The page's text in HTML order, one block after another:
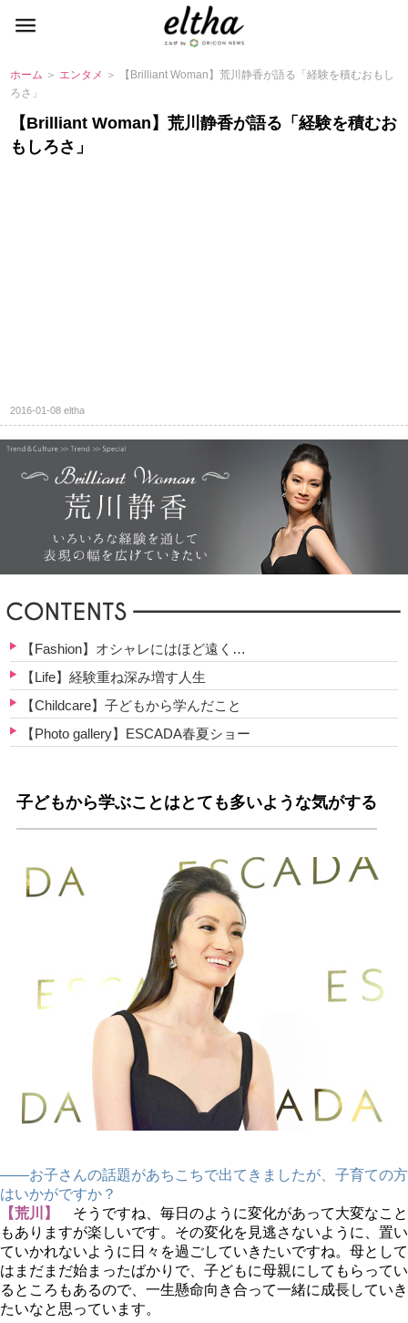
ホーム ＞ エンタメ ＞ 【Brilliant Woman】荒川静香が語る「経験を積むおもし
ろさ」
【Brilliant Woman】荒川静香が語る「経験を積むお
もしろさ」
2016-01-08eltha
【Fashion】オシャレにはほど遠く…
【Life】経験重ね深み増す人生
【Childcare】子どもから学んだこと
【Photo gallery】ESCADA春夏ショー
子どもから学ぶことはとても多いような気がする
――お子さんの話題があちこちで出てきましたが、子育ての方
はいかがですか？
【荒川】
そうですね、毎日のように変化があって大変なこと
もありますが楽しいです。その変化を見逃さないように、置い
ていかれないように日々を過ごしていきたいですね。母として
はまだまだ始まったばかりで、子どもに母親にしてもらってい
るところもあるので、一生懸命向き合って一緒に成長していき
たいなと思っています。